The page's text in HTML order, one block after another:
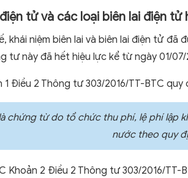
điện tử và các loại biên lai điện tử
khái niệm biên lai và biên lai điện tử đã
tư này đã hết hiệu lực kể từ ngày 01/
1 Điều 2 Thông tư 303/2016/TT-BTC quy
là chứng từ do tổ chức thu phí, lệ phí lập
nước theo quy
Khoản 2 Điều 2 Thông tư 303/2016/TT-